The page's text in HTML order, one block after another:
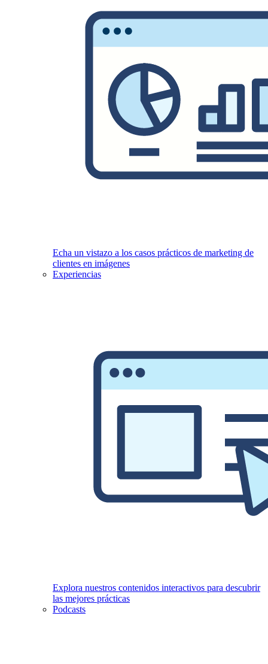
Echa un vistazo a los casos prácticos de marketing de
clientes en imágenes
Experiencias
Explora nuestros contenidos interactivos para descubrir
las mejores prácticas
Podcasts